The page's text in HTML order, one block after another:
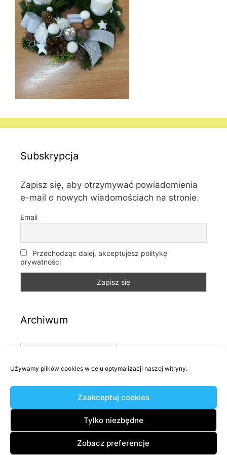
Używamy plików cookies w celu optymalizacji naszej witryny.
Zaakceptuj cookies
Tylko niezbędne
Zobacz preferencje
Subskrypcja
Zapisz się, aby otrzymywać powiadomienia
e-mail o nowych wiadomościach na stronie.
Email
Przechodząc dalej, akceptujesz politykę
prywatności
Archiwum
Archiwum
Kategorie
Kategorie